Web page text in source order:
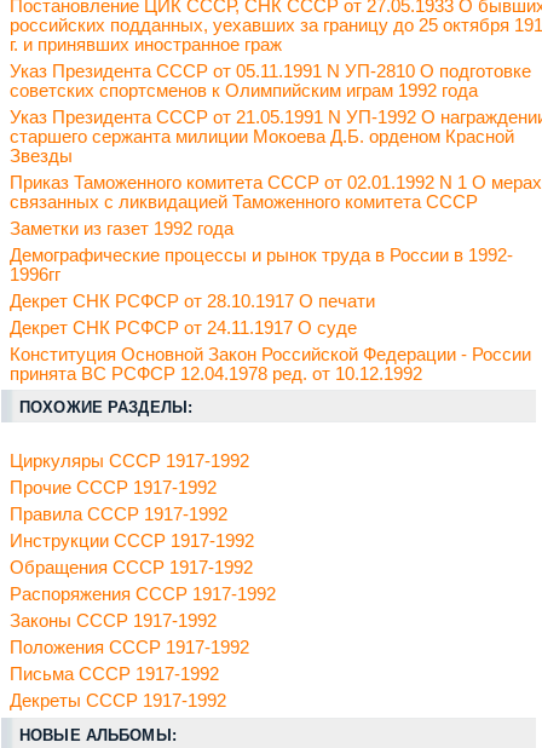
Постановление ЦИК СССР, СНК СССР от 27.05.1933 О
российских подданных, уехавших за границу до 25 октября
г. и принявших иностранное граж
Указ Президента СССР от 05.11.1991 N УП-2810 О подготовке
советских спортсменов к Олимпийским играм 1992 года
Указ Президента СССР от 21.05.1991 N УП-1992 О
старшего сержанта милиции Мокоева Д.Б. орденом Красной
Звезды
Приказ Таможенного комитета СССР от 02.01.1992 N 1 О
связанных с ликвидацией Таможенного комитета СССР
Заметки из газет 1992 года
Демографические процессы и рынок труда в России в 1992-
1996гг
Декрет СНК РСФСР от 28.10.1917 О печати
Декрет СНК РСФСР от 24.11.1917 О суде
Конституция Основной Закон Российской Федерации - России
принята ВС РСФСР 12.04.1978 ред. от 10.12.1992
ПОХОЖИЕ РАЗДЕЛЫ:
Циркуляры СССР 1917-1992
Прочие СССР 1917-1992
Правила СССР 1917-1992
Инструкции СССР 1917-1992
Обращения СССР 1917-1992
Распоряжения СССР 1917-1992
Законы СССР 1917-1992
Положения СССР 1917-1992
Письма СССР 1917-1992
Декреты СССР 1917-1992
НОВЫЕ АЛЬБОМЫ: